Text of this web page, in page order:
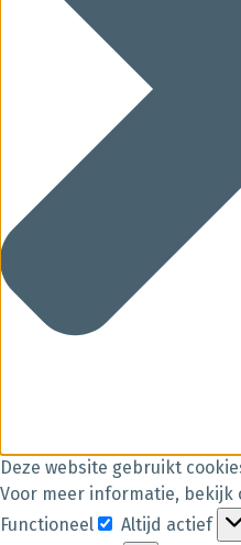
Deze website gebruikt
Voor meer informatie, bekijk
Functioneel
Altijd actief